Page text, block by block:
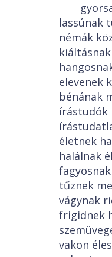
lassúnak
némák
elevenek
bénának
írástudók
életnek
halálnak
tűznek
vágynak
frigidnek
vakon